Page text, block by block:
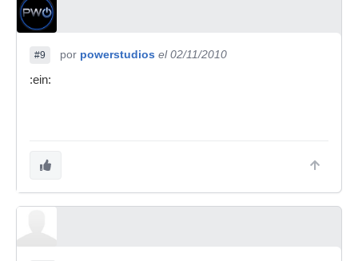
#9 por powerstudios el 02/11/2010
:ein: